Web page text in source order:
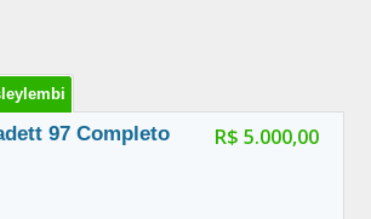
R$ 5.000,00
97 Completo